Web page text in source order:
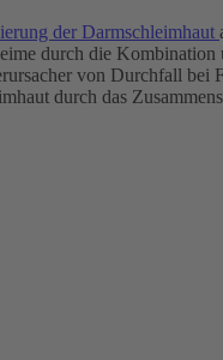
der Darmschleimhaut
durch die
von Durchfall bei
durch das